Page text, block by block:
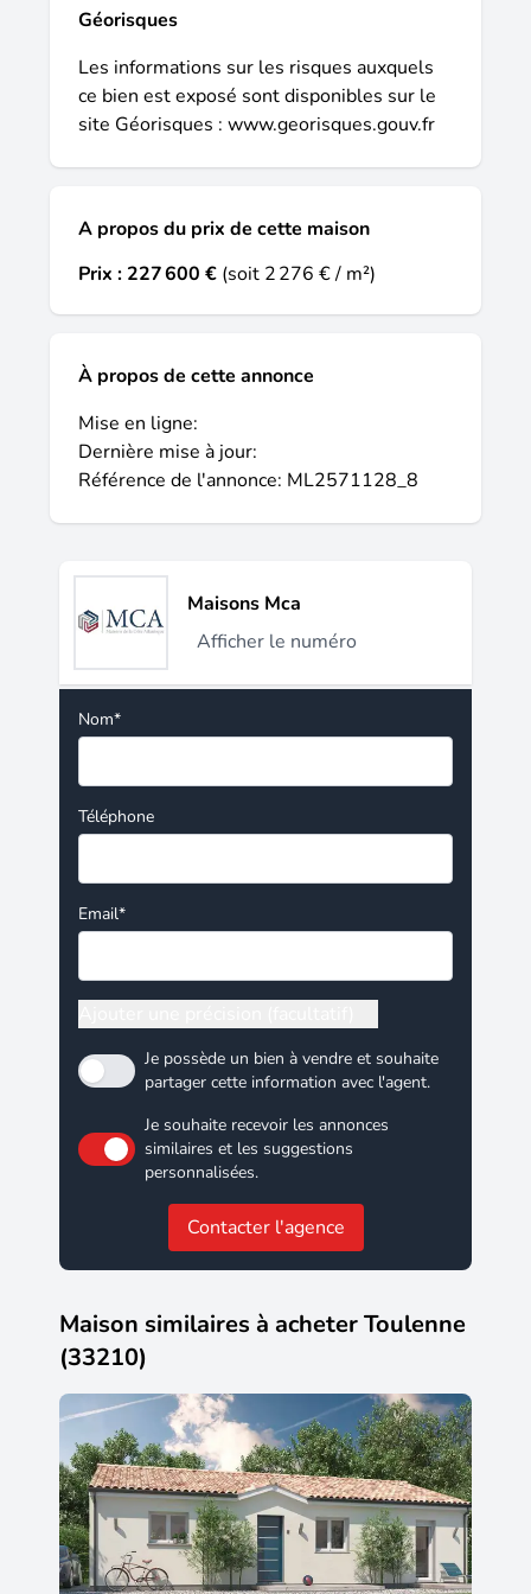
au prix de 227 600 euros. Le vendeur est
un partenaire de maisons de la côte
atlantique. Prenez contact avec maryne
lagorce de maisons de la côte atlantique
langon pour obtenir davantage
partenaires, sous réserve de disponibilités.
Voir détails en agence. Les informations sur
sont disponibles sur le site géorisques : .
Géorisques
Les informations sur les risques auxquels
ce bien est exposé sont disponibles sur le
site Géorisques : www.georisques.gouv.fr
A propos du prix de cette maison
Prix : 227 600 € (soit 2 276 € / m²)
À propos de cette annonce
Mise en ligne:
Dernière mise à jour:
Référence de l'annonce: ML2571128_8
Maisons Mca
Afficher le numéro
Nom*
Téléphone
Email*
Je possède un bien à vendre et souhaite
partager cette information avec l'agent.
Je souhaite recevoir les annonces
similaires et les suggestions
personnalisées.
Contacter l'agence
Maison similaires à acheter Toulenne
(33210)